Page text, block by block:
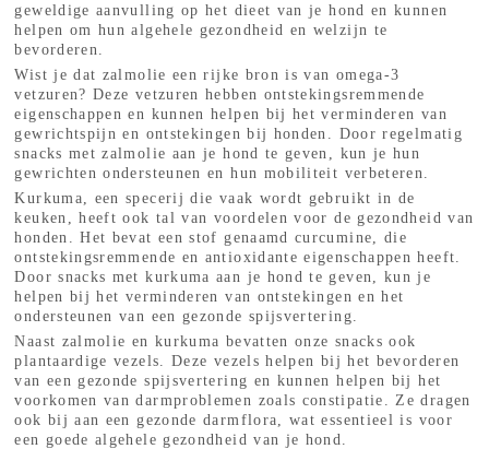
geweldige aanvulling op het dieet van je hond en kunnen
helpen om hun algehele gezondheid en welzijn te
bevorderen.
Wist je dat zalmolie een rijke bron is van omega-3
vetzuren? Deze vetzuren hebben ontstekingsremmende
eigenschappen en kunnen helpen bij het verminderen van
gewrichtspijn en ontstekingen bij honden. Door regelmatig
snacks met zalmolie aan je hond te geven, kun je hun
gewrichten ondersteunen en hun mobiliteit verbeteren.
Kurkuma, een specerij die vaak wordt gebruikt in de
keuken, heeft ook tal van voordelen voor de gezondheid van
honden. Het bevat een stof genaamd curcumine, die
ontstekingsremmende en antioxidante eigenschappen heeft.
Door snacks met kurkuma aan je hond te geven, kun je
helpen bij het verminderen van ontstekingen en het
ondersteunen van een gezonde spijsvertering.
Naast zalmolie en kurkuma bevatten onze snacks ook
plantaardige vezels. Deze vezels helpen bij het bevorderen
van een gezonde spijsvertering en kunnen helpen bij het
voorkomen van darmproblemen zoals constipatie. Ze dragen
ook bij aan een gezonde darmflora, wat essentieel is voor
een goede algehele gezondheid van je hond.